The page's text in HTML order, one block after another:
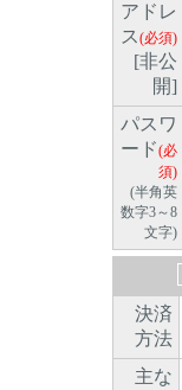
アドレ
ス (必須)
[非公
開]
パスワ
ード(必
須)
(半角英
数字3～8
文字)
決済
方法
主な